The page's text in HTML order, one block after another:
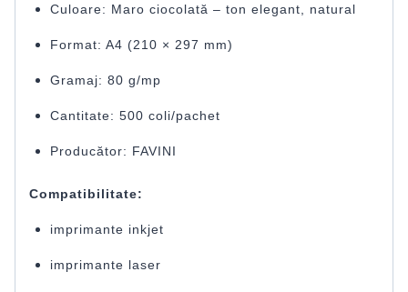
Culoare: Maro ciocolată – ton elegant, natural
Format: A4 (210 × 297 mm)
Gramaj: 80 g/mp
Cantitate: 500 coli/pachet
Producător: FAVINI
Compatibilitate:
imprimante inkjet
imprimante laser